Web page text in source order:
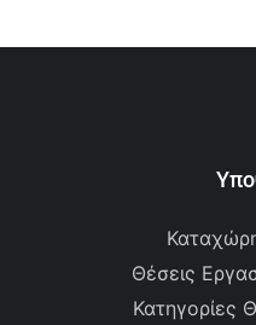
Θέσεις
Κατηγορίες